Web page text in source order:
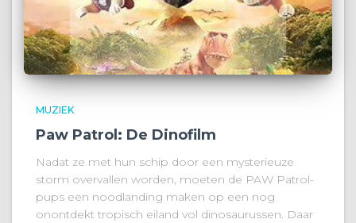
MUZIEK
Paw Patrol: De Dinofilm
Nadat ze met hun schip door een mysterieuze
storm overvallen worden, moeten de PAW Patrol-
pups een noodlanding maken op een nog
onontdekt tropisch eiland vol dinosaurussen. Daar